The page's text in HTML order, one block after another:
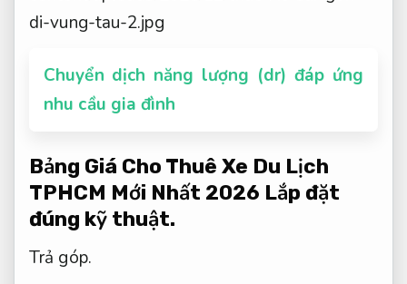
Chuyển dịch năng lượng (dr) đáp ứng
nhu cầu gia đình
Bảng Giá Cho Thuê Xe Du Lịch
TPHCM Mới Nhất 2026 Lắp đặt
đúng kỹ thuật.
Trả góp.